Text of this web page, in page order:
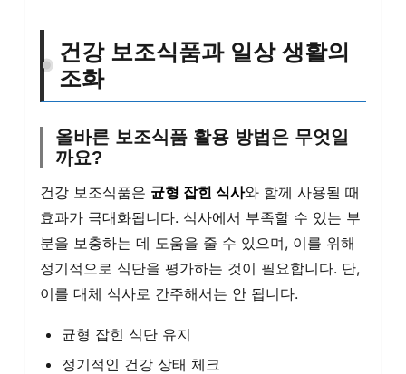
건강 보조식품과 일상 생활의
조화
올바른 보조식품 활용 방법은 무엇일
까요?
건강 보조식품은 균형 잡힌 식사와 함께 사용될 때
효과가 극대화됩니다. 식사에서 부족할 수 있는 부
분을 보충하는 데 도움을 줄 수 있으며, 이를 위해
정기적으로 식단을 평가하는 것이 필요합니다. 단,
이를 대체 식사로 간주해서는 안 됩니다.
균형 잡힌 식단 유지
정기적인 건강 상태 체크